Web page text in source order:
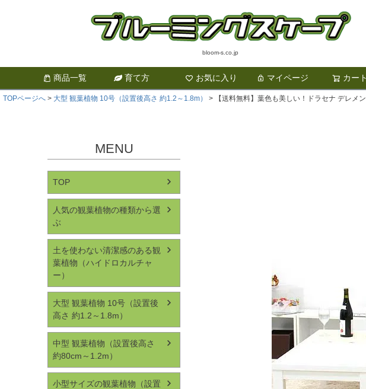
bloom-s.co.jp
商品一覧 育て方 お気に入り マイページ カート
TOPページへ 大型 観葉植物 10号（設置後高さ 約1.2～1.8m） 【送料無料】葉色も美しい！ドラセナ デレメ
MENU
TOP
人気の観葉植物の種類から選
ぶ
土を使わない清潔感のある観
葉植物（ハイドロカルチャ
ー）
大型 観葉植物 10号（設置後
高さ 約1.2～1.8m）
中型 観葉植物（設置後高さ
約80cm～1.2m）
小型サイズの観葉植物（設置